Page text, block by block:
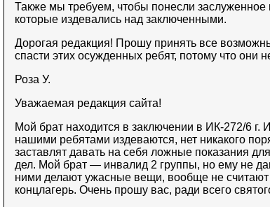
Также мы требуем, чтобы понесли заслуженное
которые издевались над заключенными.
Дорогая редакция! Прошу принять все
спасти этих осужденных ребят, потому что они
Роза У.
Уважаемая редакция сайта!
Мой брат находится в заключении в ИК-272/6 г.
нашими ребятами издеваются, нет никакого
заставлят давать на себя ложные показания
дел. Мой брат — инвалид 2 группы, но ему не
ними делают ужасные вещи, вообще не
концлагерь. Очень прошу вас, ради всего